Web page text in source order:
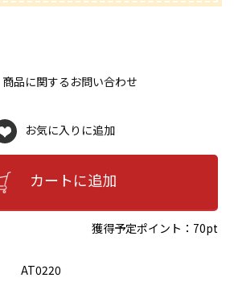
商品に関するお問い合わせ
お気に入りに追加
カートに追加
獲得予定ポイント： 70pt
AT0220